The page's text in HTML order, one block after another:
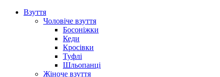
Взуття
Чоловіче взуття
Босоніжки
Кеди
Кросівки
Туфлі
Шльопанці
Жіноче взуття